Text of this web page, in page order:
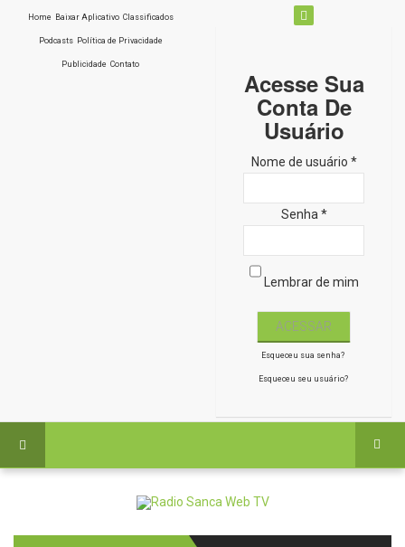
Home Baixar Aplicativo Classificados
Podcasts Política de Privacidade
Publicidade Contato
Acesse Sua
Conta De
Usuário
Nome de usuário *
Senha *
Lembrar de mim
Esqueceu sua senha?
Esqueceu seu usuário?